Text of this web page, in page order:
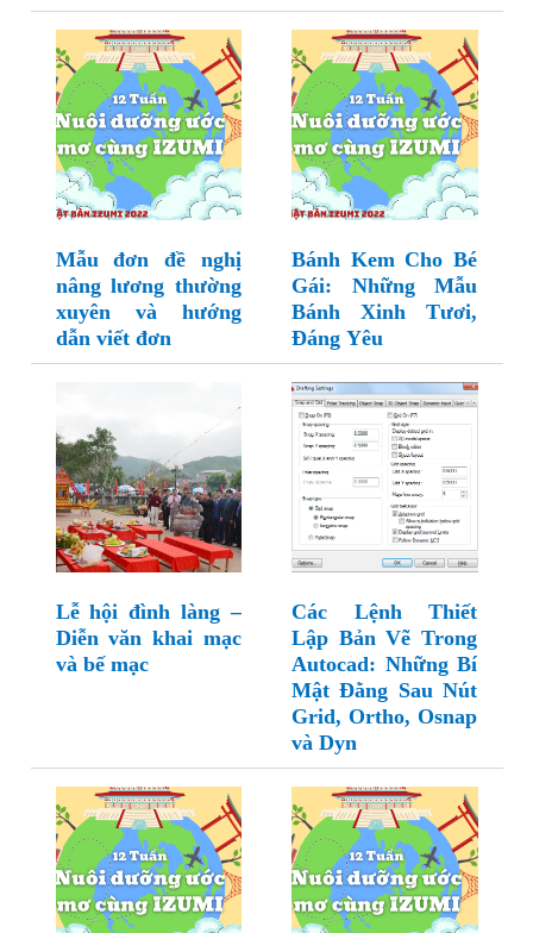
Mẫu đơn đề nghị
nâng lương thường
xuyên và hướng
dẫn viết đơn
Bánh Kem Cho Bé
Gái: Những Mẫu
Bánh Xinh Tươi,
Đáng Yêu
Lễ hội đình làng –
Diễn văn khai mạc
và bế mạc
Các Lệnh Thiết
Lập Bản Vẽ Trong
Autocad: Những Bí
Mật Đằng Sau Nút
Grid, Ortho, Osnap
và Dyn